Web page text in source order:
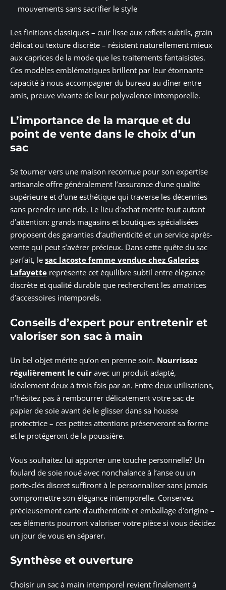
mouvements sans sacrifier le style
Les finitions classiques – cuir lisse aux reflets subtils, grain
délicat ou texture discrète – résistent naturellement mieux
aux caprices de la mode que les traitements fantaisistes.
Ces modèles emblématiques brillent par leur étonnante
capacité à nous accompagner du bureau au dîner entre
amis, preuve vivante de leur polyvalence intemporelle.
L’importance de la marque et du
point de vente dans le choix d’un
sac
Se tourner vers une maison reconnue pour son expertise
artisanale offre généralement l’assurance d’une qualité
supérieure et d’une esthétique qui traverse les décennies
sans prendre une ride. Le lieu d’achat mérite tout autant
d’attention: grands magasins et boutiques spécialisées
proposent des garanties d’authenticité et un service après-
vente qui peut s’avérer précieux. Dans cette quête du sac
parfait, le sac lacoste femme vendue chez Galeries
Lafayette représente cet équilibre subtil entre élégance
discrète et qualité durable que recherchent les amatrices
d’accessoires intemporels.
Conseils d’expert pour entretenir et
valoriser son sac à main
Un bel objet mérite qu’on en prenne soin. Nourrissez
régulièrement le cuir avec un produit adapté,
idéalement deux à trois fois par an. Entre deux utilisations,
n’hésitez pas à rembourrer délicatement votre sac de
papier de soie avant de le glisser dans sa housse
protectrice – ces petites attentions préserveront sa forme
et le protégeront de la poussière.
Vous souhaitez lui apporter une touche personnelle? Un
foulard de soie noué avec nonchalance à l’anse ou un
porte-clés discret suffiront à le personnaliser sans jamais
compromettre son élégance intemporelle. Conservez
précieusement carte d’authenticité et emballage d’origine –
ces éléments pourront valoriser votre pièce si vous décidez
un jour de vous en séparer.
Synthèse et ouverture
Choisir un sac à main intemporel revient finalement à